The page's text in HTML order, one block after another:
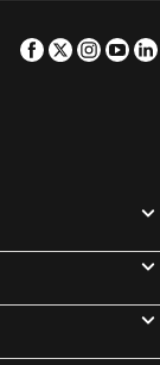
Facebook
Twitter